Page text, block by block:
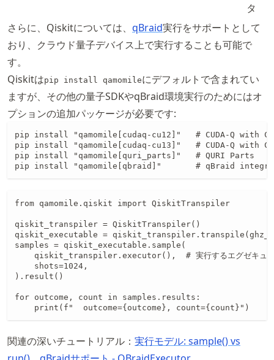
タ
さらに、Qiskitについては、 qBraid実行をサポートとして
おり、クラウド量子デバイス上で実行することも可能で
す。
Qiskitはpip install qamomileにデフォルトで含まれてい
ますが、その他の量子SDKやqBraid環境実行のためにはオ
プションの追加パッケージが必要です:
pip install "qamomile[cudaq-cu12]"   # CUDA-Q with
pip install "qamomile[cudaq-cu13]"   # CUDA-Q with
pip install "qamomile[quri_parts]"   # QURI Parts
pip install "qamomile[qbraid]"       # qBraid
from qamomile.qiskit import QiskitTranspiler
qiskit_transpiler = QiskitTranspiler()
qiskit_executable =
samples = qiskit_executable.sample(
qiskit_transpiler.executor(),  # 実行するエグゼキュー
    shots=1024,
).result()
for outcome, count in samples.results:
    print(f"  outcome={outcome}, count={count}")
関連の深いチュートリアル： 実行モデル: sample() vs